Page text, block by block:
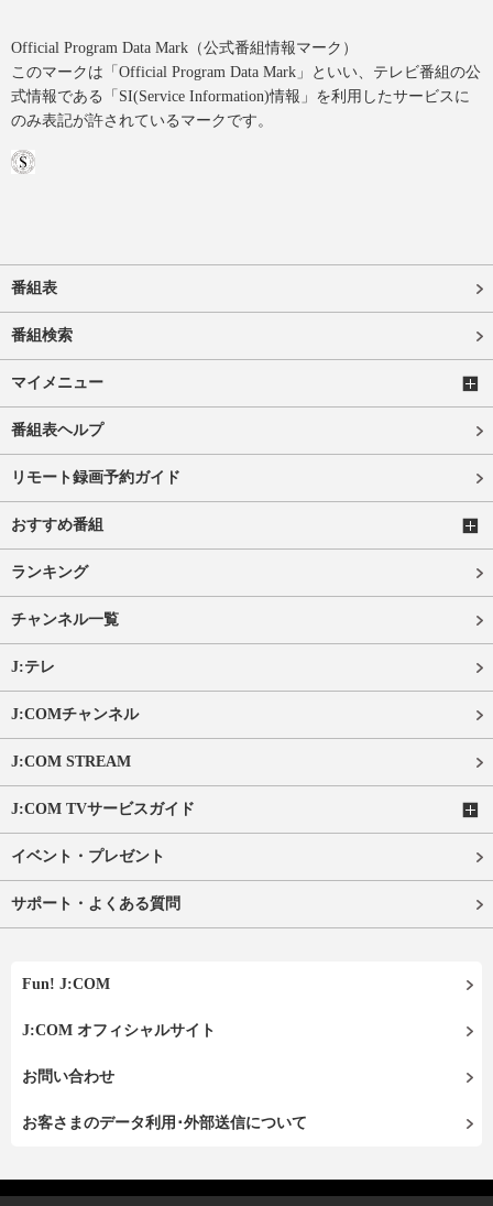
Official Program Data Mark（公式番組情報マーク）
このマークは「Official Program Data Mark」といい、テレビ番組の公
式情報である「SI(Service Information)情報」を利用したサービスに
のみ表記が許されているマークです。
番組表
番組検索
マイメニュー
番組表ヘルプ
リモート録画予約ガイド
おすすめ番組
ランキング
チャンネル一覧
J:テレ
J:COMチャンネル
J:COM STREAM
J:COM TVサービスガイド
イベント・プレゼント
サポート・よくある質問
Fun! J:COM
J:COM オフィシャルサイト
お問い合わせ
お客さまのデータ利用･外部送信について